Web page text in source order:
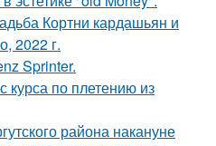
Кортни кардашьян и
2022 г.
Sprinter.
курса по плетению из
района накануне